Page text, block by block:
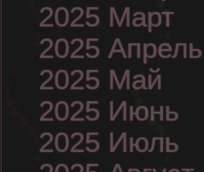
2025 Март
2025 Апрель
2025 Май
2025 Июнь
2025 Июль